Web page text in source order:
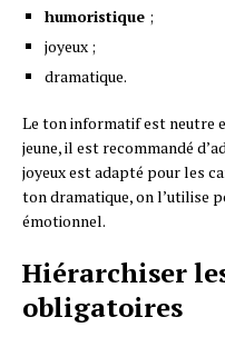
humoristique ;
joyeux ;
dramatique.
Le ton informatif est neutre
jeune, il est recommandé
joyeux est adapté pour les
ton dramatique, on l’utilise
émotionnel.
Hiérarchiser
obligatoires